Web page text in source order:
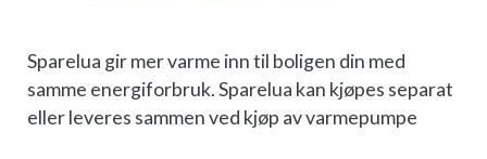
Sparelua gir mer varme inn til boligen din med
samme energiforbruk. Sparelua kan kjøpes separat
eller leveres sammen ved kjøp av varmepumpe